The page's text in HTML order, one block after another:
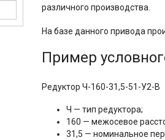
различного производства.
На базе данного привода
Пример
Редуктор Ч-160-31,5-51-У2-В
Ч — тип редуктора;
160 — межосевое
31,5 — номинальное